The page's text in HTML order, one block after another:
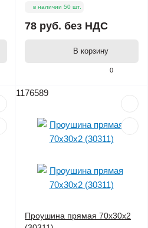
0
в наличии 50 шт.
78 руб. без НДС
В корзину
1176589
Проушина прямая 70х30х2